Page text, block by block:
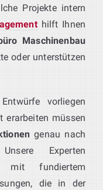
Projekte intern
hilft Ihnen
Maschinenbau
oder unterstützen
vorliegen
erarbeiten müssen
genau nach
Experten
mit fundiertem
die in der